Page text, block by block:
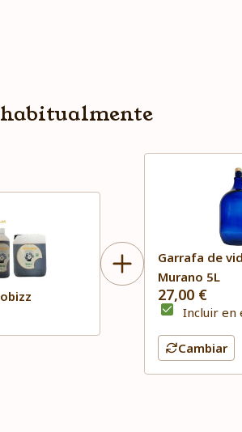
Garrafa de
Murano 5L
27,00 €
Incluir en
Cambiar